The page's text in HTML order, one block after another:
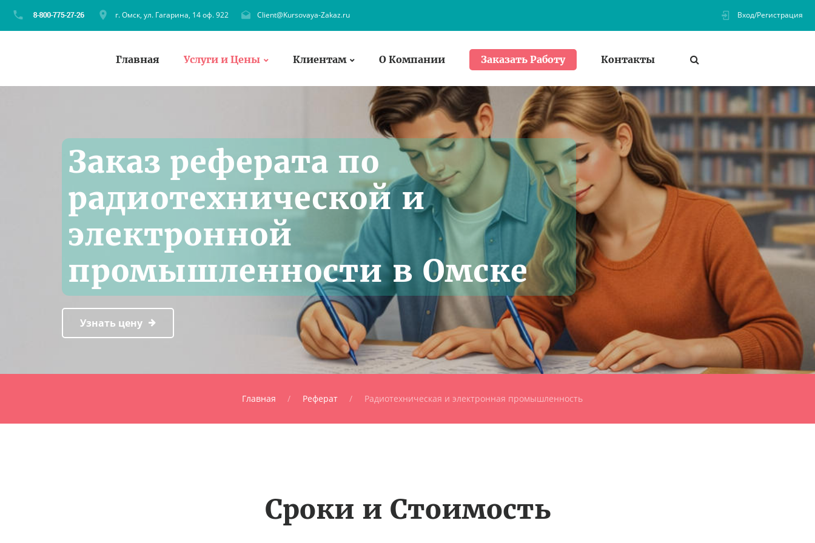
г. Омск, ул. Гагарина, 14 оф. 922 Client@Kursovaya-Zakaz.ru Вход/Регистрация
Главная Услуги и Цены Клиентам О Компании Заказать Работу Контакты
Заказ реферата по
радиотехнической и
электронной
промышленности в Омске
Узнать цену
Главная Реферат Радиотехническая и электронная промышленность
Сроки и Стоимость